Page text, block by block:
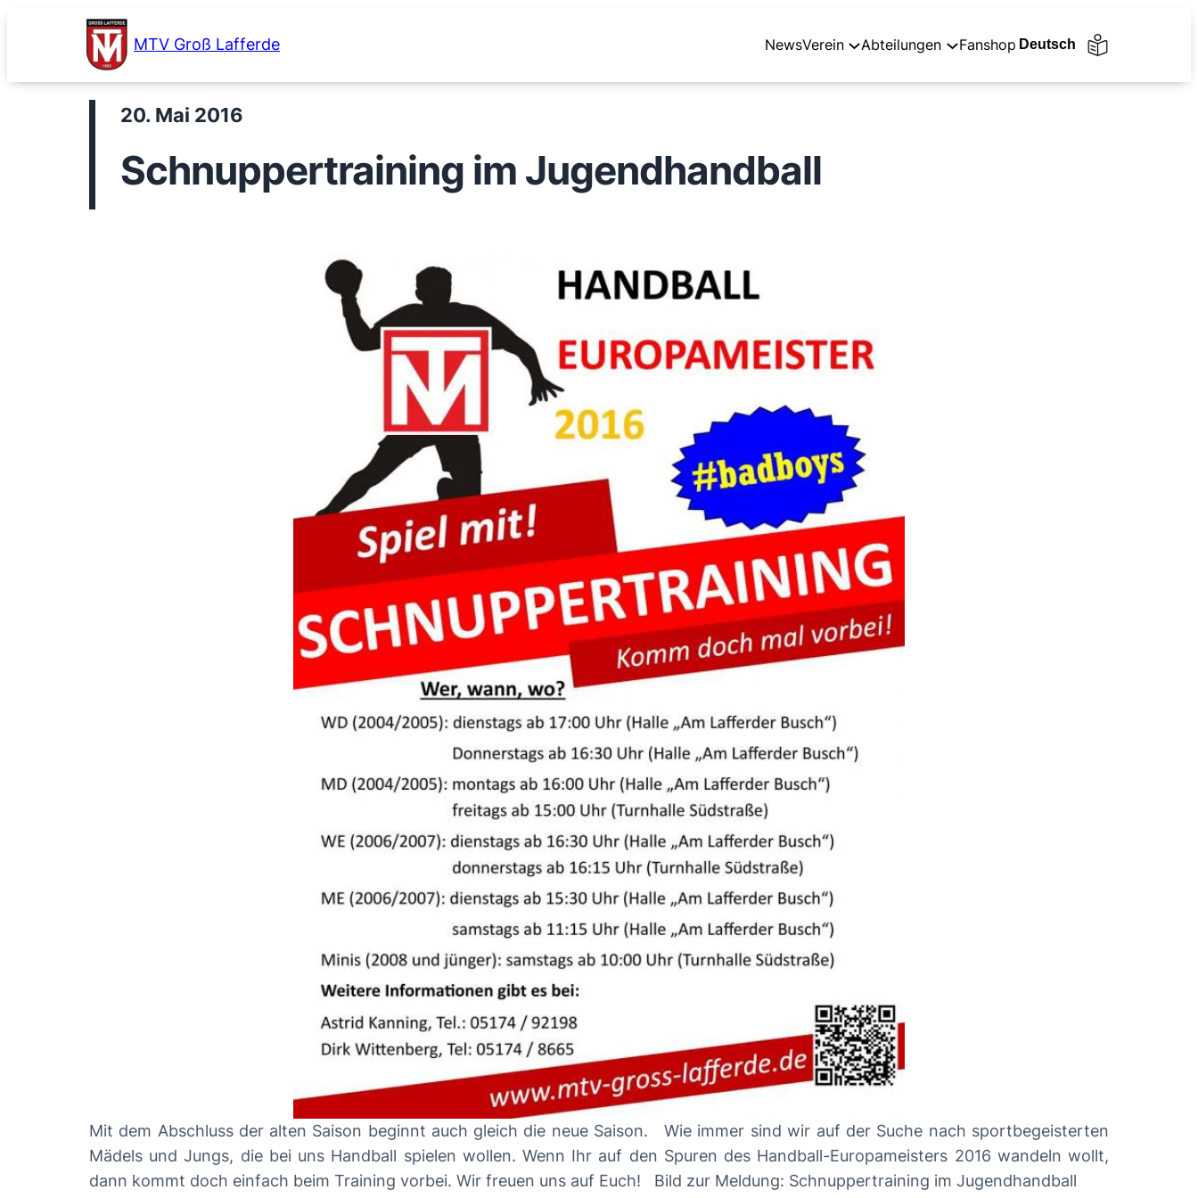
MTV Groß Lafferde NewsVerein Abteilungen Fanshop
20. Mai 2016
Schnuppertraining im Jugendhandball
Mit dem Abschluss der alten Saison beginnt auch gleich die neue Saison. Wie immer sind wir auf der Suche nach sportbegeisterten
Mädels und Jungs, die bei uns Handball spielen wollen. Wenn Ihr auf den Spuren des Handball-Europameisters 2016 wandeln wollt,
dann kommt doch einfach beim Training vorbei. Wir freuen uns auf Euch! Bild zur Meldung: Schnuppertraining im Jugendhandball